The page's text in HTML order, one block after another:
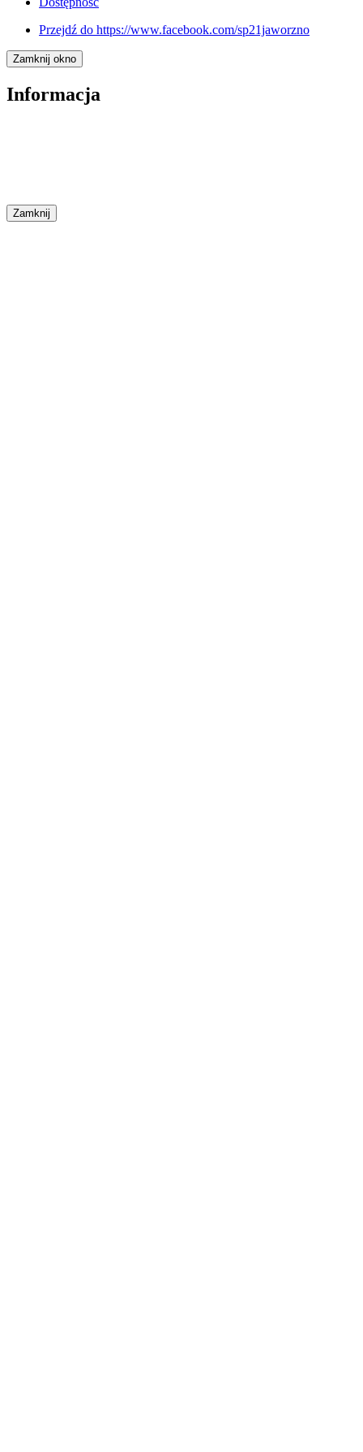
Przejdź do https://www.facebook.com/sp21jaworzno
Zamknij okno
Informacja
Zamknij